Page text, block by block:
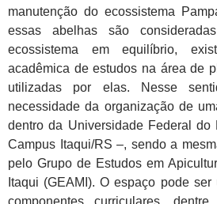
manutenção do ecossistema
essas abelhas são
ecossistema em equilíbrio,
acadêmica de estudos na área de
utilizadas por elas. Nesse
necessidade da organização de
dentro da Universidade Federal do
Campus Itaqui/RS –, sendo a
pelo Grupo de Estudos em
Itaqui (GEAMI). O espaço pode
componentes curriculares,